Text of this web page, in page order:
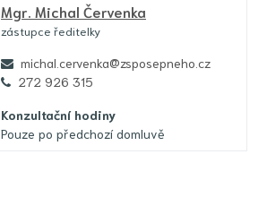
Mgr. Michal Červenka
zástupce ředitelky
michal.cervenka@zsposepneho.cz
272 926 315
Konzultační hodiny
Pouze po předchozí domluvě